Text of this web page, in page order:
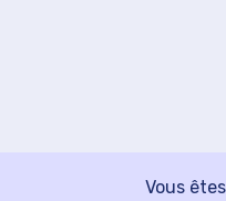
Vous